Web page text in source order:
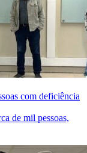
com deficiência
de mil pessoas,